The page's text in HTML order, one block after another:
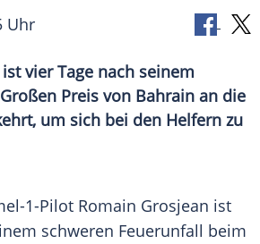
Uhr
vier Tage nach seinem
Preis von Bahrain an die
um sich bei den Helfern zu
1-Pilot Romain Grosjean ist
schweren Feuerunfall beim